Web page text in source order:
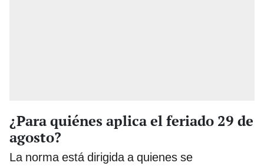
¿Para quiénes aplica el feriado 29 de
agosto?
La norma está dirigida a quienes se